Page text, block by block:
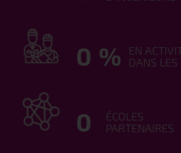
0 %
EN
DANS
0
ÉCOLES
PARTENAIRES